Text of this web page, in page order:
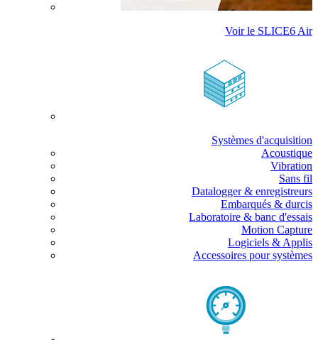
Voir le SLICE6 Air
Systèmes d'acquisition
Acoustique
Vibration
Sans fil
Datalogger & enregistreurs
Embarqués & durcis
Laboratoire & banc d'essais
Motion Capture
Logiciels & Applis
Accessoires pour systèmes